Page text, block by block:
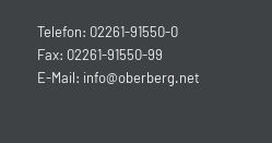
Telefon: 02261-91550-0
Fax: 02261-91550-99
E-Mail: info@oberberg.net